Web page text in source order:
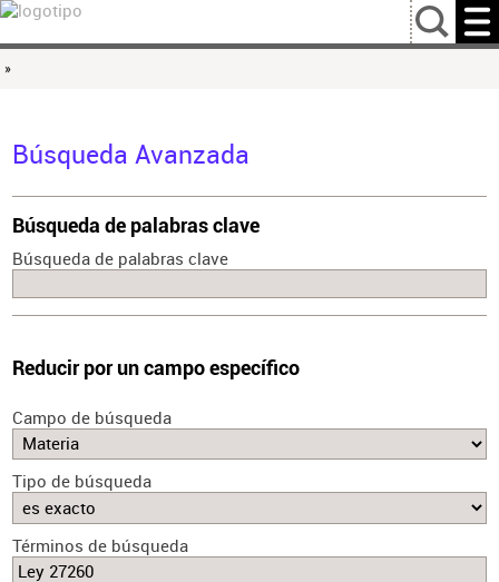
…
»
Búsqueda Avanzada
Búsqueda de palabras clave
Búsqueda de palabras clave
Reducir por un campo específico
Campo de búsqueda
Tipo de búsqueda
Términos de búsqueda